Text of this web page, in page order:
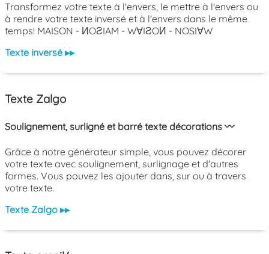
Transformez votre texte à l'envers, le mettre à l'envers ou
à rendre votre texte inversé et à l'envers dans le même
temps! MAISON - ИOƧIAM - W∀IƧOИ - NOSI∀W
Texte inversé ▸▸
Texte Zalgo
Soulignement, surligné et barré texte décorations 〰️
Grâce à notre générateur simple, vous pouvez décorer
votre texte avec soulignement, surlignage et d'autres
formes. Vous pouvez les ajouter dans, sur ou à travers
votre texte.
Texte Zalgo ▸▸